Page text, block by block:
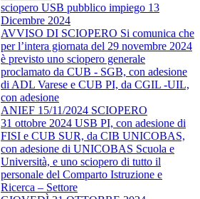
sciopero USB pubblico impiego 13
Dicembre 2024
AVVISO DI SCIOPERO Si comunica che
per l’intera giornata del 29 novembre 2024
è previsto uno sciopero generale
proclamato da CUB - SGB, con adesione
di ADL Varese e CUB PI, da CGIL -UIL,
con adesione
ANIEF 15/11/2024 SCIOPERO
31 ottobre 2024 USB PI, con adesione di
FISI e CUB SUR, da CIB UNICOBAS,
con adesione di UNICOBAS Scuola e
Università, e uno sciopero di tutto il
personale del Comparto Istruzione e
Ricerca – Settore